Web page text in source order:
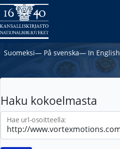
Suomeksi― På svenska― In English
Haku kokoelmasta
Hae url-osoitteella: